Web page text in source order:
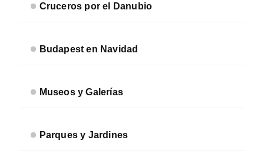
Cruceros por el Danubio
Budapest en Navidad
Museos y Galerías
Parques y Jardines